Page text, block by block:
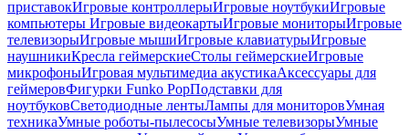
приставокИгровые контроллерыИгровые ноутбукиИгровые
компьютеры Игровые видеокартыИгровые мониторыИгровые
телевизорыИгровые мышиИгровые клавиатурыИгровые
наушникиКресла геймерскиеСтолы геймерскиеИгровые
микрофоныИгровая мультимедиа акустикаАксессуары для
геймеровФигурки Funko PopПодставки для
ноутбуковСветодиодные лентыЛампы для мониторовУмная
техникаУмные роботы-пылесосыУмные телевизорыУмные